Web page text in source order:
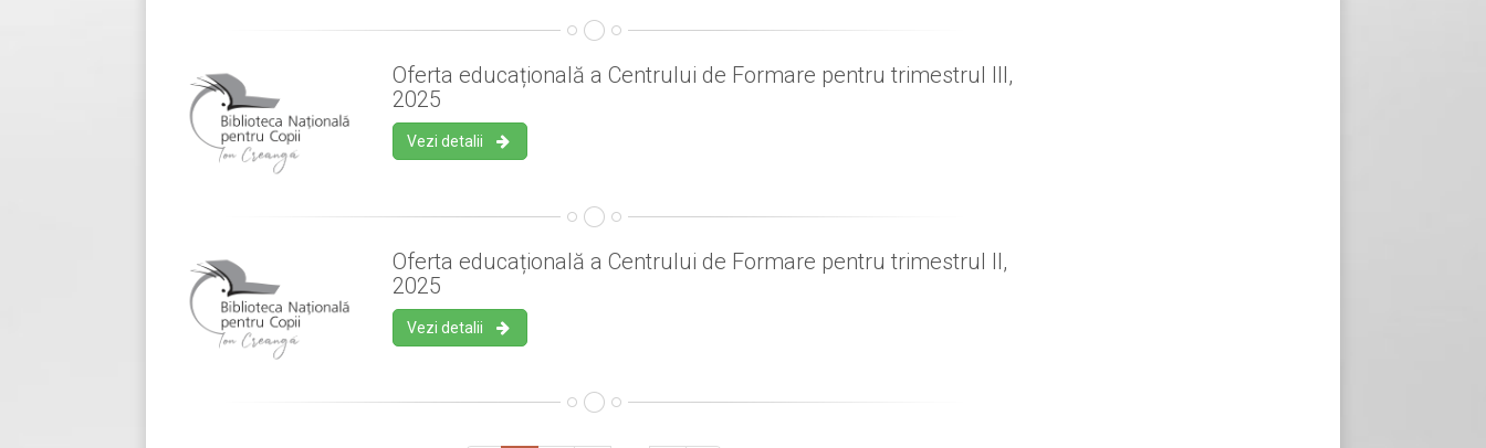
Oferta educațională a Centrului de Formare pentru trimestrul III,
2025
Vezi detalii
Oferta educațională a Centrului de Formare pentru trimestrul II,
2025
Vezi detalii